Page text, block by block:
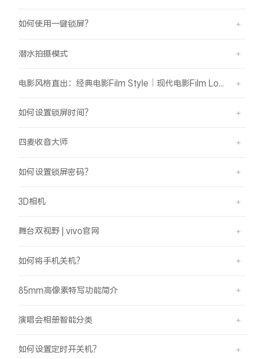
如何使用一键锁屏？
潜水拍摄模式
如何设置锁屏时间？
四麦收音大师
如何设置锁屏密码？
3D相机
舞台双视野 | vivo官网
如何将手机关机？
85mm高像素特写功能简介
演唱会相册智能分类
如何设置定时开关机？